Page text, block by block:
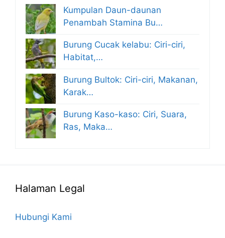
Kumpulan Daun-daunan
Penambah Stamina Bu…
Burung Cucak kelabu: Ciri-ciri,
Habitat,…
Burung Bultok: Ciri-ciri, Makanan,
Karak…
Burung Kaso-kaso: Ciri, Suara,
Ras, Maka…
Halaman Legal
Hubungi Kami